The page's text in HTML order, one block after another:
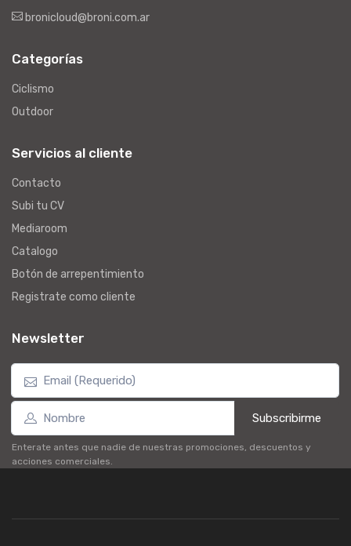
bronicloud@broni.com.ar
Categorías
Ciclismo
Outdoor
Servicios al cliente
Contacto
Subi tu CV
Mediaroom
Catalogo
Botón de arrepentimiento
Registrate como cliente
Newsletter
Subscribirme
Enterate antes que nadie de nuestras promociones, descuentos y
acciones comerciales.